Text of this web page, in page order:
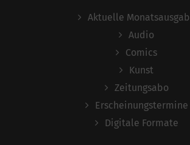
Aktuelle
Audio
Comics
Kunst
Zeitungsabo
Erscheinungstermine
Digitale Formate